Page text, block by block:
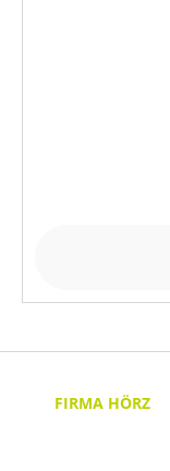
FIRMA HÖRZ